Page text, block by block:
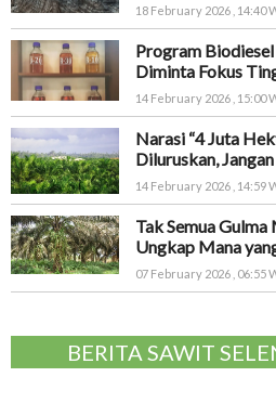
18 February 2026 , 14:40
Program
Diminta Fokus
14 February 2026 , 15:00
Narasi “4 Juta
Diluruskan,
14 February 2026 , 14:59
Tak Semua
Ungkap Mana
07 February 2026 , 06:55
BERITA SAWIT